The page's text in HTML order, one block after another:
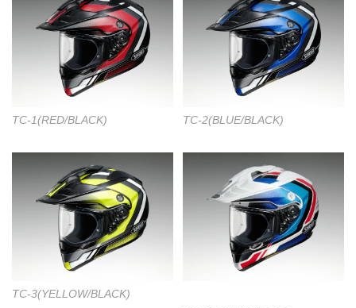
TC-1(RED/BLACK)
TC-3(YELLOW/BLACK)
TC-2(BLUE/BLACK)